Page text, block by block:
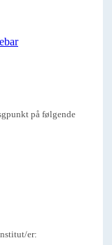
på følgende
er: